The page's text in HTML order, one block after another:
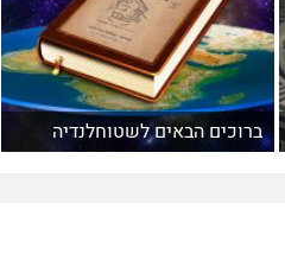
ברוכים הבאים לשטוחלנדיה